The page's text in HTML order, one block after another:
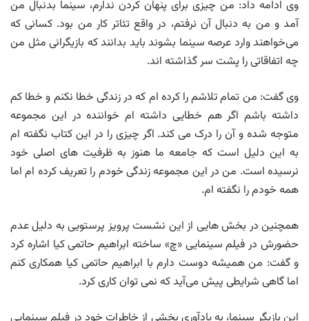
وی ادامه داد: من چیزی برای پنهان کردن ندارم، سینما بدنبال من
آمد و من به دنبال آن نرفتم، در واقع تئاتر کار من بود. کسانی که
می‌خواهند وارد عرصه سینما بشوند باید بدانند که بازیگرانی مثل من
چه اتفاقاتی را پشت سر گذاشته اند.
وی گفت: من تمام تلاشم را کرده ام که در زندگی خطا نکنم و خطا کم
داشته باشم اگر هم خطایی داشته ام خواننده در این مجموعه
متوجه شده و آن را درک می کند. اگر چیزی را در این کتاب نگفته ام
به این دلیل است که جامعه ما هنوز به ظرفیت های اصلی خود
نرسیده است. من در این مجموعه زندگی خودم را تعریف کرده ام اما
همه خودم را نگفته ام.
همچنین در بخش هایی از این نشست پرویز پرستویی به دلیل عدم
حضورش در فیلم سینمایی «چ» ساخته ابراهیم حاتمی کیا اشاره کرد
و گفت: من همیشه دوست دارم با ابراهیم حاتمی کیا همکاری کنم
اما گاهی شرایطی پیش می‌آید که نمی توان کاری کرد.